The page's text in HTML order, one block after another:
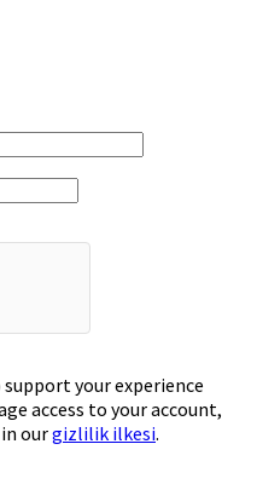
your experience
access to your account,
ourgizlilik ilkesi.